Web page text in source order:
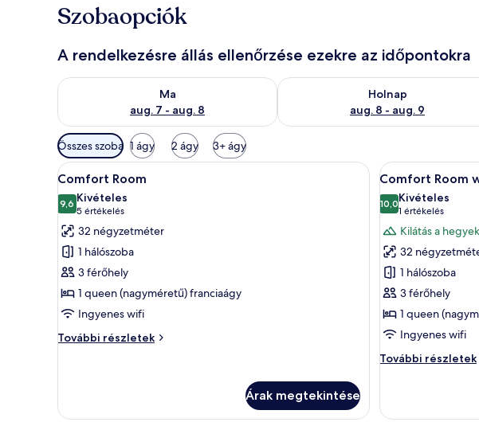
Szobaopciók
A rendelkezésre állás ellenőrzése ezekre az időpontokra
Ma
aug. 7 - aug. 8
A ma esti rendelkezésre állás ellenőrzése: aug. 7 - aug. 8
Holnap
aug. 8 - aug. 9
A holnapi rendelkezésre állás
Szobákhoz
rendelkezésre
álló
szűrők
Összes szoba 1 ágy 2 ágy 3+ ágy
A
következő
szoba
összes
képének
megtekintése:
Comfort
Room
Egy hálószoba, amelyben egy ágy, egy kanapé és két
5
Comfort Room
9,610-ből 9,6
Kivételes
5 értékelés
(5
értékelés)
32 négyzetméter
1 hálószoba
3 férőhely
1 queen (nagyméretű) franciaágy
Ingyenes wifi
További részletek
Comfort
Árak megtekintése
A
következő
szoba
összes
képének
Comfort
Room
with
South
View
11
Comfort Room
10,010-ből 10,0
Kivételes
1 értékelés
(1
értékelés)
Kilátás a
32
1 hálószoba
3 férőhely
1 queen
Ingyenes wifi
További részletek
Comfort
View